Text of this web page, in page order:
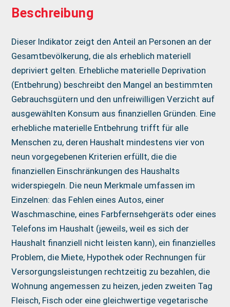
Beschreibung
Dieser Indikator zeigt den Anteil an Personen an der
Gesamtbevölkerung, die als erheblich materiell
depriviert gelten. Erhebliche materielle Deprivation
(Entbehrung) beschreibt den Mangel an bestimmten
Gebrauchsgütern und den unfreiwilligen Verzicht auf
ausgewählten Konsum aus finanziellen Gründen. Eine
erhebliche materielle Entbehrung trifft für alle
Menschen zu, deren Haushalt mindestens vier von
neun vorgegebenen Kriterien erfüllt, die die
finanziellen Einschränkungen des Haushalts
widerspiegeln. Die neun Merkmale umfassen im
Einzelnen: das Fehlen eines Autos, einer
Waschmaschine, eines Farbfernsehgeräts oder eines
Telefons im Haushalt (jeweils, weil es sich der
Haushalt finanziell nicht leisten kann), ein finanzielles
Problem, die Miete, Hypothek oder Rechnungen für
Versorgungsleistungen rechtzeitig zu bezahlen, die
Wohnung angemessen zu heizen, jeden zweiten Tag
Fleisch, Fisch oder eine gleichwertige vegetarische